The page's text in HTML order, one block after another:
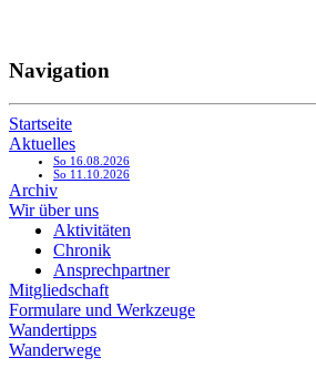
Navigation
Startseite
Aktuelles
So 16.08.2026
So 11.10.2026
Archiv
Wir über uns
Aktivitäten
Chronik
Ansprechpartner
Mitgliedschaft
Formulare und Werkzeuge
Wandertipps
Wanderwege